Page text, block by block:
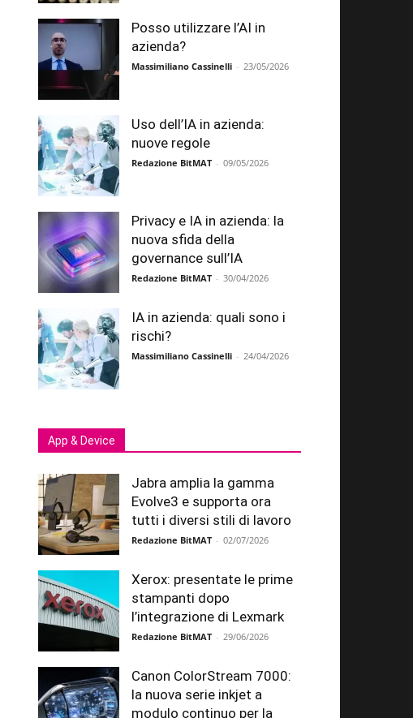
Posso utilizzare l’AI in
azienda?
Massimiliano Cassinelli - 23/05/2026
Uso dell’IA in azienda:
nuove regole
Redazione BitMAT - 09/05/2026
Privacy e IA in azienda: la
nuova sfida della
governance sull’IA
Redazione BitMAT - 30/04/2026
IA in azienda: quali sono i
rischi?
Massimiliano Cassinelli - 24/04/2026
App & Device
Jabra amplia la gamma
Evolve3 e supporta ora
tutti i diversi stili di lavoro
Redazione BitMAT - 02/07/2026
Xerox: presentate le prime
stampanti dopo
l’integrazione di Lexmark
Redazione BitMAT - 29/06/2026
Canon ColorStream 7000:
la nuova serie inkjet a
modulo continuo per la